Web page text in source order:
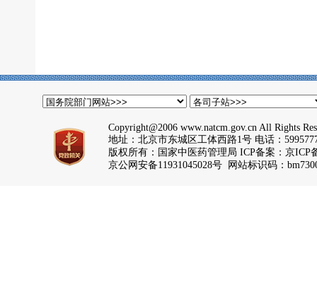
Copyright@2006 www.natcm.gov.cn All Rights
地址：北京市东城区工体西路1号 电话：
版权所有：国家中医药管理局 ICP备案： 京ICP
京公网安备11931045028号 网站标识码：